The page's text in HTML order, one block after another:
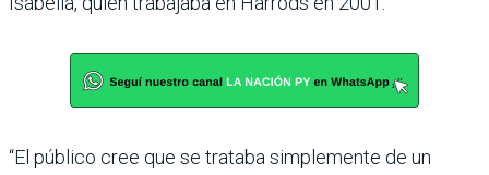
“El público cree que se trataba simplemente de un